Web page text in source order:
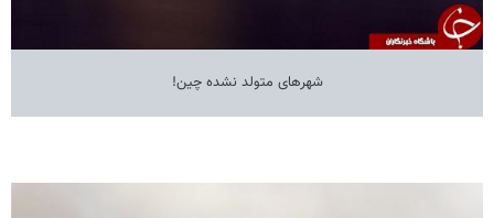
شهرهای متولد نشده چین!